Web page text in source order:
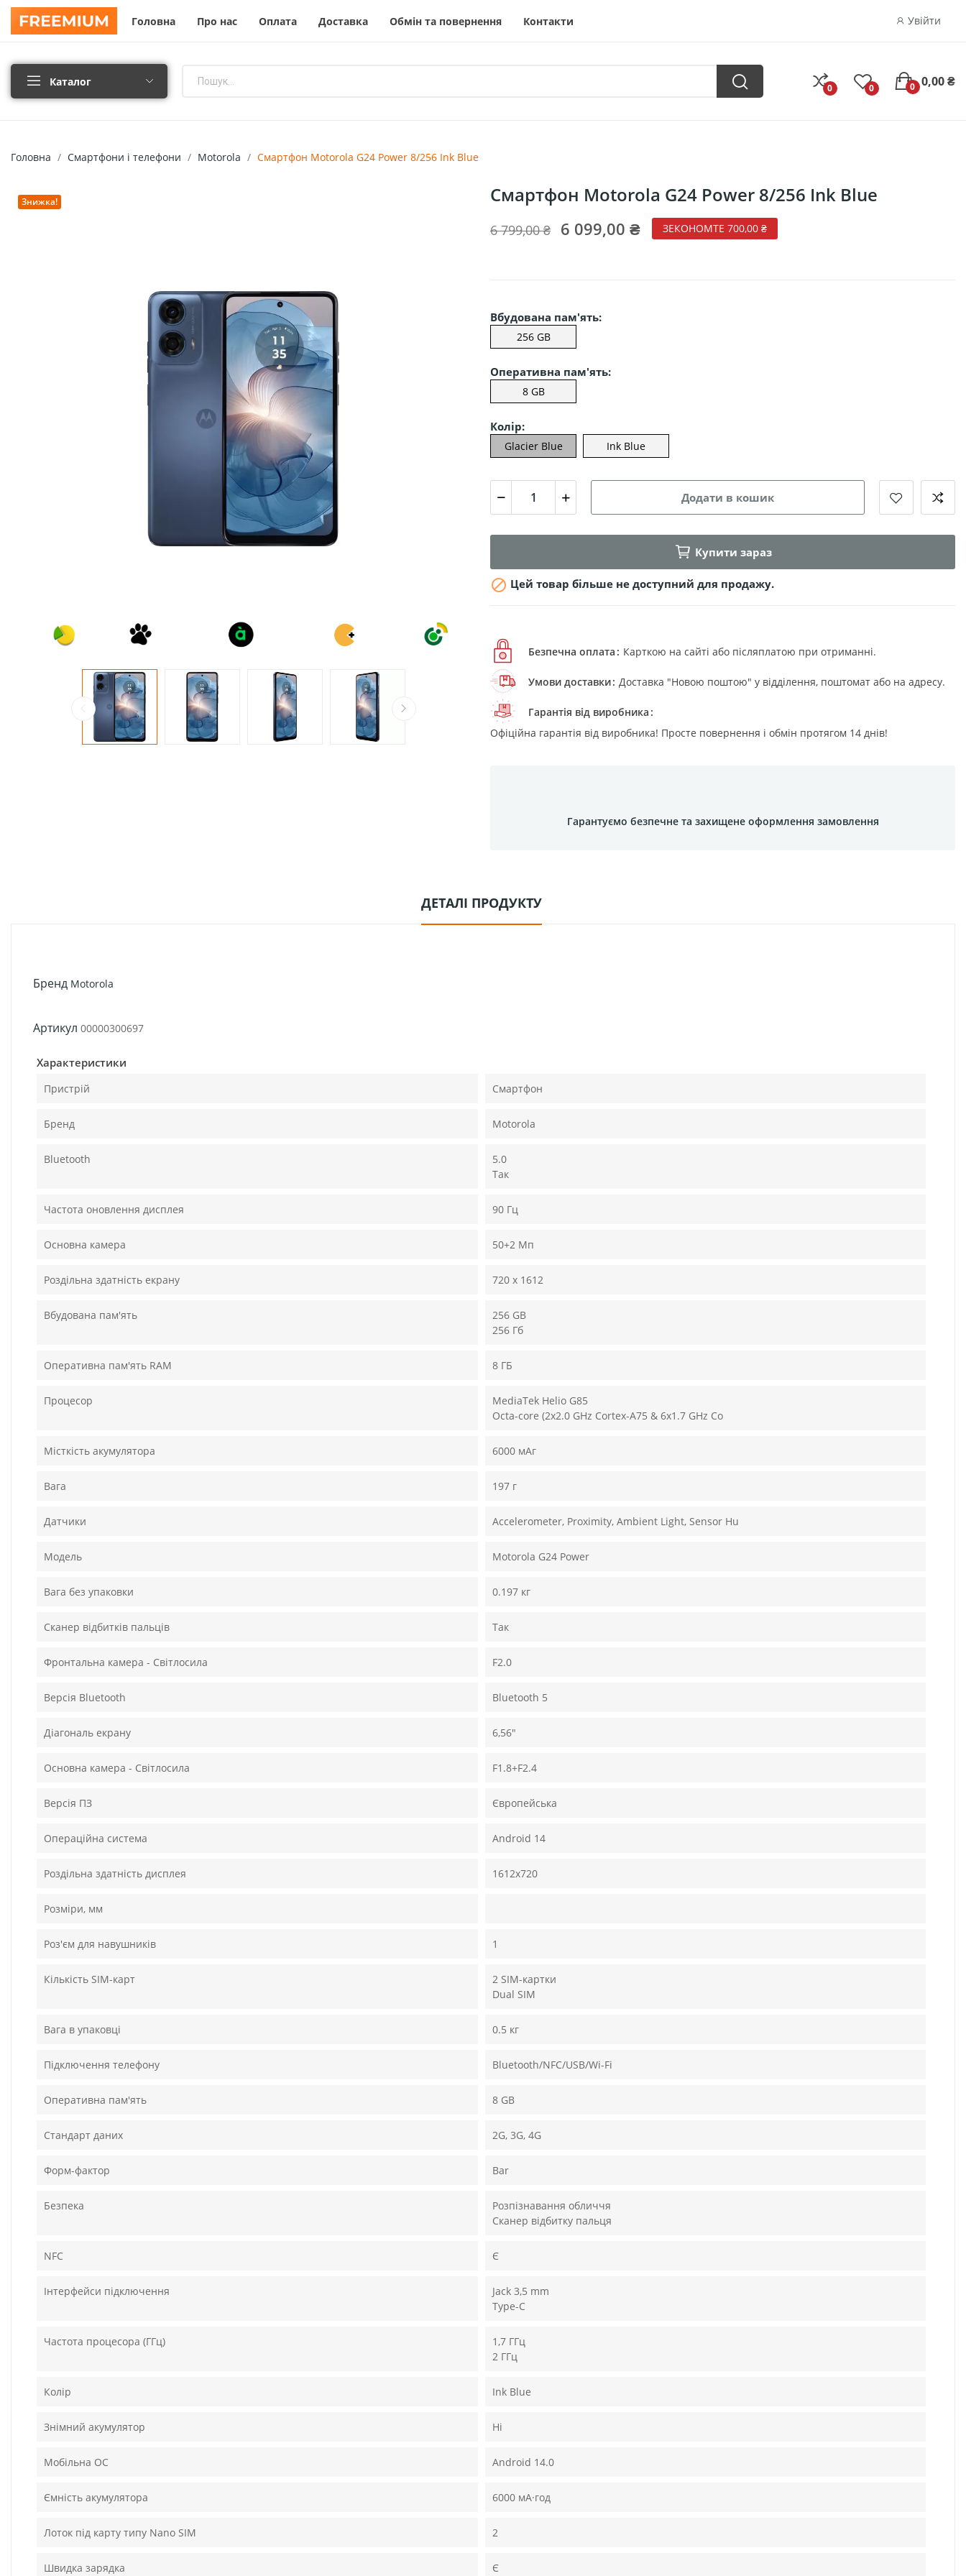
Головна Про нас Оплата Доставка Обмін та повернення Контакти Увійти
Каталог 0 0 0,00 ₴
0
Головна Смартфони і телефони Motorola Смартфон Motorola G24 Power 8/256 Ink Blue
Знижка! Смартфон Motorola G24 Power 8/256 Ink Blue
6 799,00 ₴ 6 099,00 ₴ ЗЕКОНОМТЕ 700,00 ₴
Вбудована пам'ять:
256 GB
Оперативна пам'ять:
8 GB
Колір:
Glacier Blue Ink Blue
Додати в кошик
Купити зараз
 Цей товар більше не доступний для продажу.
Безпечна оплата Карткою на сайті або післяплатою при отриманні.
Умови доставки Доставка "Новою поштою" у відділення, поштомат або на адресу.
Гарантія від виробника
Офіційна гарантія від виробника! Просте повернення і обмін протягом 14 днів!
Гарантуємо безпечне та захищене оформлення замовлення
ДЕТАЛІ ПРОДУКТУ
Бренд Motorola
Артикул 00000300697
Характеристики
Пристрій Смартфон
Бренд Motorola
Bluetooth
5.0
Так
Частота оновлення дисплея 90 Гц
Основна камера 50+2 Мп
Роздільна здатність екрану 720 x 1612
Вбудована пам'ять
256 GB
256 Гб
Оперативна пам'ять RAM 8 ГБ
Процесор
MediaTek Helio G85
Octa-core (2x2.0 GHz Cortex-A75 & 6x1.7 GHz Co
Місткість акумулятора 6000 мАг
Вага 197 г
Датчики Accelerometer, Proximity, Ambient Light, Sensor Hu
Модель Motorola G24 Power
Вага без упаковки 0.197 кг
Сканер відбитків пальців Так
Фронтальна камера - Світлосила F2.0
Версія Bluetooth Bluetooth 5
Діагональ екрану 6,56"
Основна камера - Світлосила F1.8+F2.4
Версія ПЗ Європейська
Операційна система Android 14
Роздільна здатність дисплея 1612х720
Розміри, мм
Роз'єм для навушників 1
Кількість SIM-карт
2 SIM-картки
Dual SIM
Вага в упаковці 0.5 кг
Підключення телефону Bluetooth/NFC/USB/Wi-Fi
Оперативна пам'ять 8 GB
Стандарт даних 2G, 3G, 4G
Форм-фактор Bar
Безпека
Розпізнавання обличчя
Сканер відбитку пальця
NFC Є
Інтерфейси підключення
Jack 3,5 mm
Type-C
Частота процесора (ГГц)
1,7 ГГц
2 ГГц
Колір Ink Blue
Знімний акумулятор Ні
Мобільна ОС Android 14.0
Ємність акумулятора 6000 мА·год
Лоток під карту типу Nano SIM 2
Швидка зарядка Є